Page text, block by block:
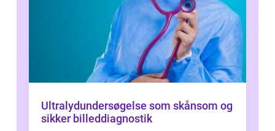
Ultralydundersøgelse som skånsom og
sikker billeddiagnostik